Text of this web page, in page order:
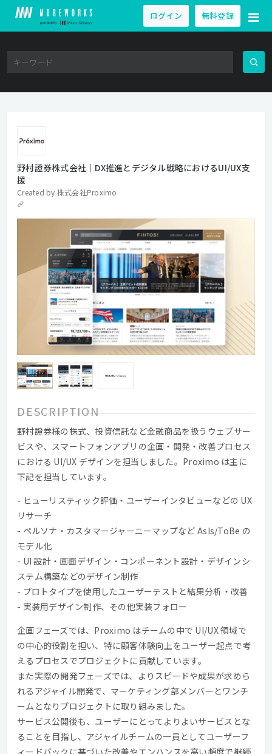
ログイン 無料登録
野村證券株式会社｜DX推進とデジタル戦略におけるUI/UX支
援
Created by 株式会社Proximo
DESCRIPTION
野村證券様の株式、投資信託など金融商品を扱うウェブサー
ビスや、スマートフォンアプリの企画・開発・改善プロセス
における UI/UX デザインを担当しました。Proximo は主に
下記を担当しています。
- ヒューリスティック評価・ユーザーインタビューなどの UX
リサーチ
- ペルソナ・カスタマージャーニーマップなど AsIs/ToBe の
モデル化
- UI 設計・画面デザイン・コンポーネント設計・デザインシ
ステム構築などのデザイン制作
- プロトタイプを使用したユーザーテストと結果分析・改善
- 実装用デザイン制作、その他実装フォロー
企画フェーズでは、Proximo はチームの中で UI/UX 領域で
の中心的役割を担い、特に顧客体験向上をユーザー起点で考
えるプロセスでプロジェクトに貢献しています。
また実際の開発フェーズでは、よりスピードや成果が求めら
れるアジャイル開発で、マーケティング部メンバーとワンチ
ームとなりプロジェクトに取り組みました。
サービス公開後も、ユーザーにとってよりよいサービスとな
ることを目指し、アジャイルチームの一員としてユーザーフ
ィードバックに基づいた改善やエンハンスを高い頻度で継続